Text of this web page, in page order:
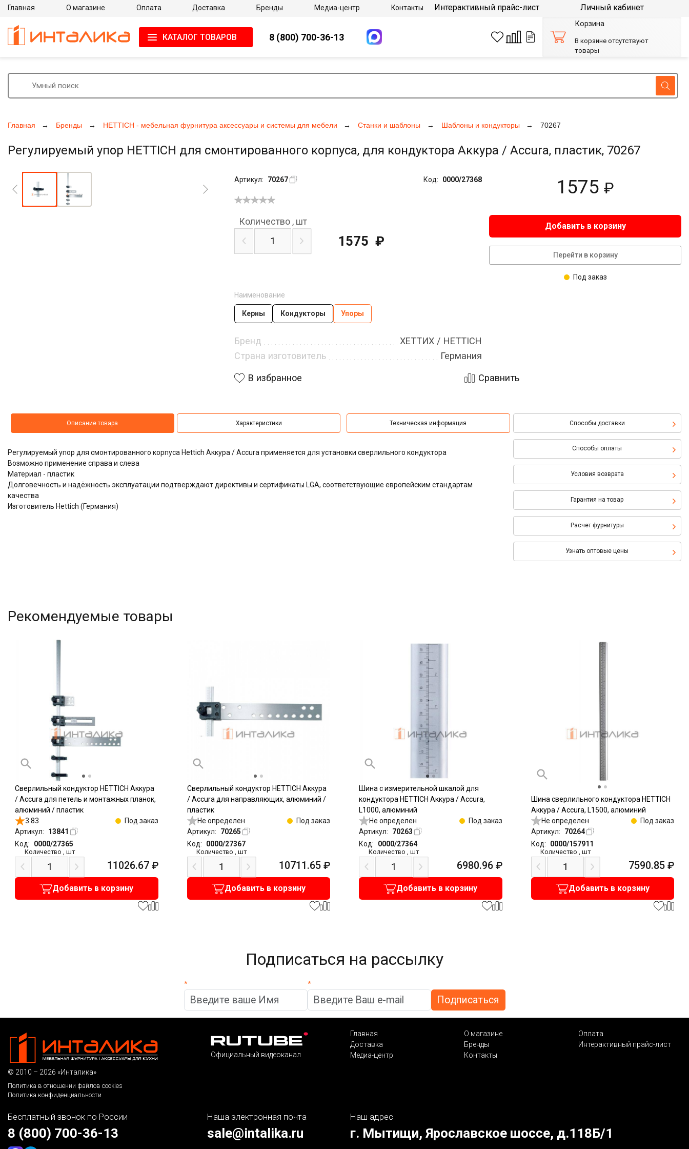
Главная Бренды HETTICH - мебельная фурнитура аксессуары и системы для мебели Станки и шаблоны Шаблоны и кондукторы 70267
Регулируемый упор HETTICH для смонтированного корпуса, для кондуктора Аккура / Accura, пластик, 70267
Артикул: 70267 Код: 0000/27368 1575 ₽
Наименование
Керны Кондукторы Упоры
Бренд
ХЕТТИХ / HETTICH
Страна изготовитель
Германия
Количество , шт
1575 ₽
Добавить в корзину
Перейти в корзину
Под заказ
В избранное Сравнить
Описание товара Характеристики Техническая информация Способы доставки
Способы оплаты
Условия возврата
Гарантия на товар
Расчет фурнитуры
Узнать оптовые цены
Регулируемый упор для смонтированного корпуса Hettich Аккура / Accura применяется для установки сверлильного кондуктора
Возможно применение справа и слева
Материал - пластик
Долговечность и надёжность эксплуатации подтверждают директивы и сертификаты LGA, соответствующие европейским стандартам
качества
Изготовитель Hettich (Германия)
Рекомендуемые товары
Cверлильный кондуктор HETTICH Аккура
/ Accura для петель и монтажных планок,
алюминий / пластик
3.83
Под заказ
Артикул:
13841
Код:
0000/27365
Количество шт
11026.67 ₽
Добавить в корзину
Cверлильный кондуктор HETTICH Аккура
/ Accura для направляющих, алюминий /
пластик
Не определен
Под заказ
Артикул:
70265
Код:
0000/27367
Количество ,шт
10711.65 ₽
Добавить в корзину
Шина с измерительной шкалой для
кондуктора HETTICH Аккура / Accura,
L1000, алюминий
Не определен
Под заказ
Артикул:
70263
Код:
0000/27364
Количество шт
6980.96 ₽
Добавить в корзину
Шина сверлильного кондуктора HETTICH
Аккура / Accura, L1500, алюминий
Не определен
Под заказ
Артикул:
70264
Код:
0000/157911
Количество ,шт
7590.85 ₽
Добавить в корзину
Главная О магазине Оплата Доставка Бренды Медиа-центр Контакты Интерактивный прайс-лист Личный кабинет
КАТАЛОГ ТОВАРОВ 8 (800) 700-36-13
Корзина
В корзине отсутствуют
товары
Подписаться на рассылку
* *
© 2010 – 2026 «Инталика»
Политика в отношении файлов cookies
Политика конфиденциальности
Официальный видеоканал
Главная О магазине
Оплата
Доставка
Бренды
Интерактивный прайс-лист
Медиа-центр
Контакты
Бесплатный звонок по России
8 (800) 700-36-13
Наша электронная почта
sale@intalika.ru
Наш адрес
г. Мытищи, Ярославское шоссе, д.118Б/1